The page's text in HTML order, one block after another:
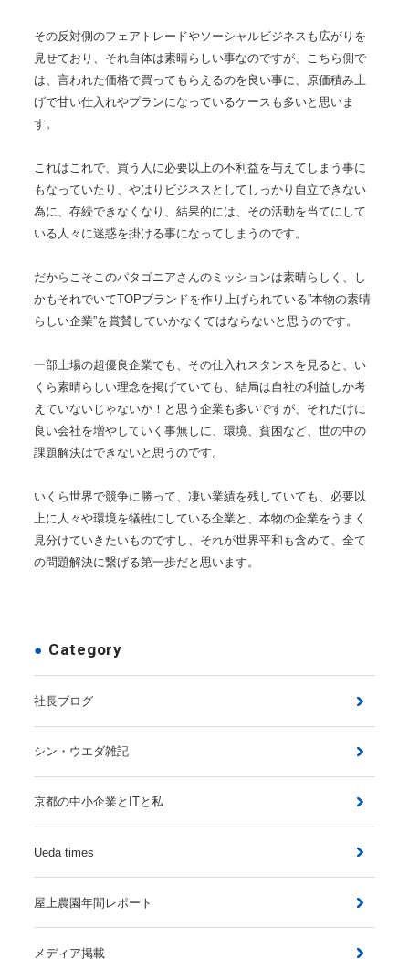
その反対側のフェアトレードやソーシャルビジネスも広がりを
見せており、それ自体は素晴らしい事なのですが、こちら側で
は、言われた価格で買ってもらえるのを良い事に、原価積み上
げで甘い仕入れやプランになっているケースも多いと思いま
す。
これはこれで、買う人に必要以上の不利益を与えてしまう事に
もなっていたり、やはりビジネスとしてしっかり自立できない
為に、存続できなくなり、結果的には、その活動を当てにして
いる人々に迷惑を掛ける事になってしまうのです。
だからこそこのパタゴニアさんのミッションは素晴らしく、し
かもそれでいてTOPブランドを作り上げられている”本物の素晴
らしい企業”を賞賛していかなくてはならないと思うのです。
一部上場の超優良企業でも、その仕入れスタンスを見ると、い
くら素晴らしい理念を掲げていても、結局は自社の利益しか考
えていないじゃないか！と思う企業も多いですが、それだけに
良い会社を増やしていく事無しに、環境、貧困など、世の中の
課題解決はできないと思うのです。
いくら世界で競争に勝って、凄い業績を残していても、必要以
上に人々や環境を犠牲にしている企業と、本物の企業をうまく
見分けていきたいものですし、それが世界平和も含めて、全て
の問題解決に繋げる第一歩だと思います。
Category
社長ブログ
シン・ウエダ雑記
京都の中小企業とITと私
Ueda times
屋上農園年間レポート
メディア掲載